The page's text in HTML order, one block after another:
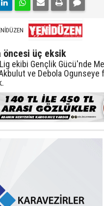
öncesi üç eksik
ekibi Gençlik Gücü'nde
Akbulut ve Debola Ogunseye